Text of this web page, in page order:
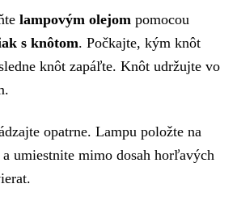
lampovým olejom pomocou
s knôtom. Počkajte, kým knôt
knôt zapáľte. Knôt udržujte vo
opatrne. Lampu položte na
umiestnite mimo dosah horľavých